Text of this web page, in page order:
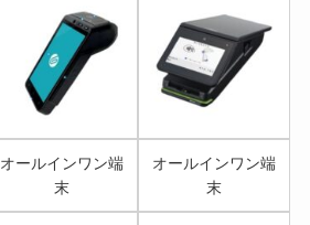
オールインワン端
末
オールインワン端
末